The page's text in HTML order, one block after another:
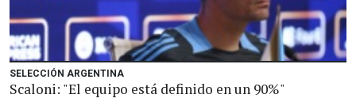
SELECCIÓN ARGENTINA
Scaloni: "El equipo está definido en un 90%"